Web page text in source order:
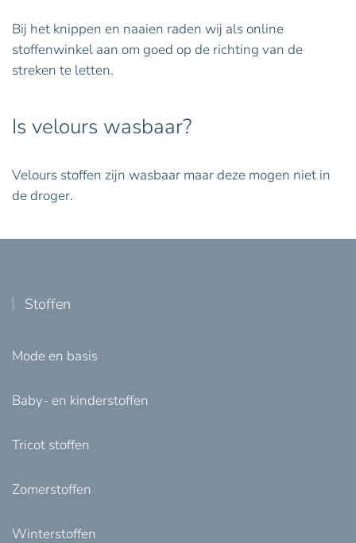
Bij het knippen en naaien raden wij als online
stoffenwinkel aan om goed op de richting van de
streken te letten.
Is velours wasbaar?
Velours stoffen zijn wasbaar maar deze mogen niet in
de droger.
Stoffen
Mode en basis
Baby- en kinderstoffen
Tricot stoffen
Zomerstoffen
Winterstoffen